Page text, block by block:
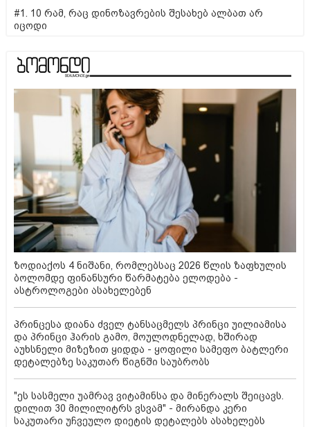
#1. 10 რამ, რაც დინოზავრების შესახებ ალბათ არ
იცოდი
ზოდიაქოს 4 ნიშანი, რომლებსაც 2026 წლის ზაფხულის
ბოლომდე ფინანსური წარმატება ელოდება -
ასტროლოგები ასახელებენ
პრინცესა დიანა ძველ ტანსაცმელს პრინცი უილიამისა
და პრინცი ჰარის გამო, მოულოდნელად, ხშირად
აუხსნელი მიზეზით ყიდდა - ყოფილი სამეფო ბატლერი
დეტალებზე საკუთარ წიგნში საუბრობს
"ეს სასმელი უამრავ ვიტამინსა და მინერალს შეიცავს.
დილით 30 მილილიტრს ვსვამ" - მირანდა კერი
საკუთარი უჩვეულო დიეტის დეტალებს ასახელებს